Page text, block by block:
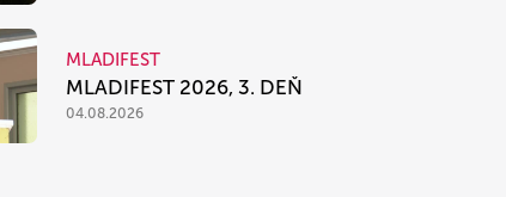
MLADIFEST
MLADIFEST 2026, 3. DEŇ
04.08.2026